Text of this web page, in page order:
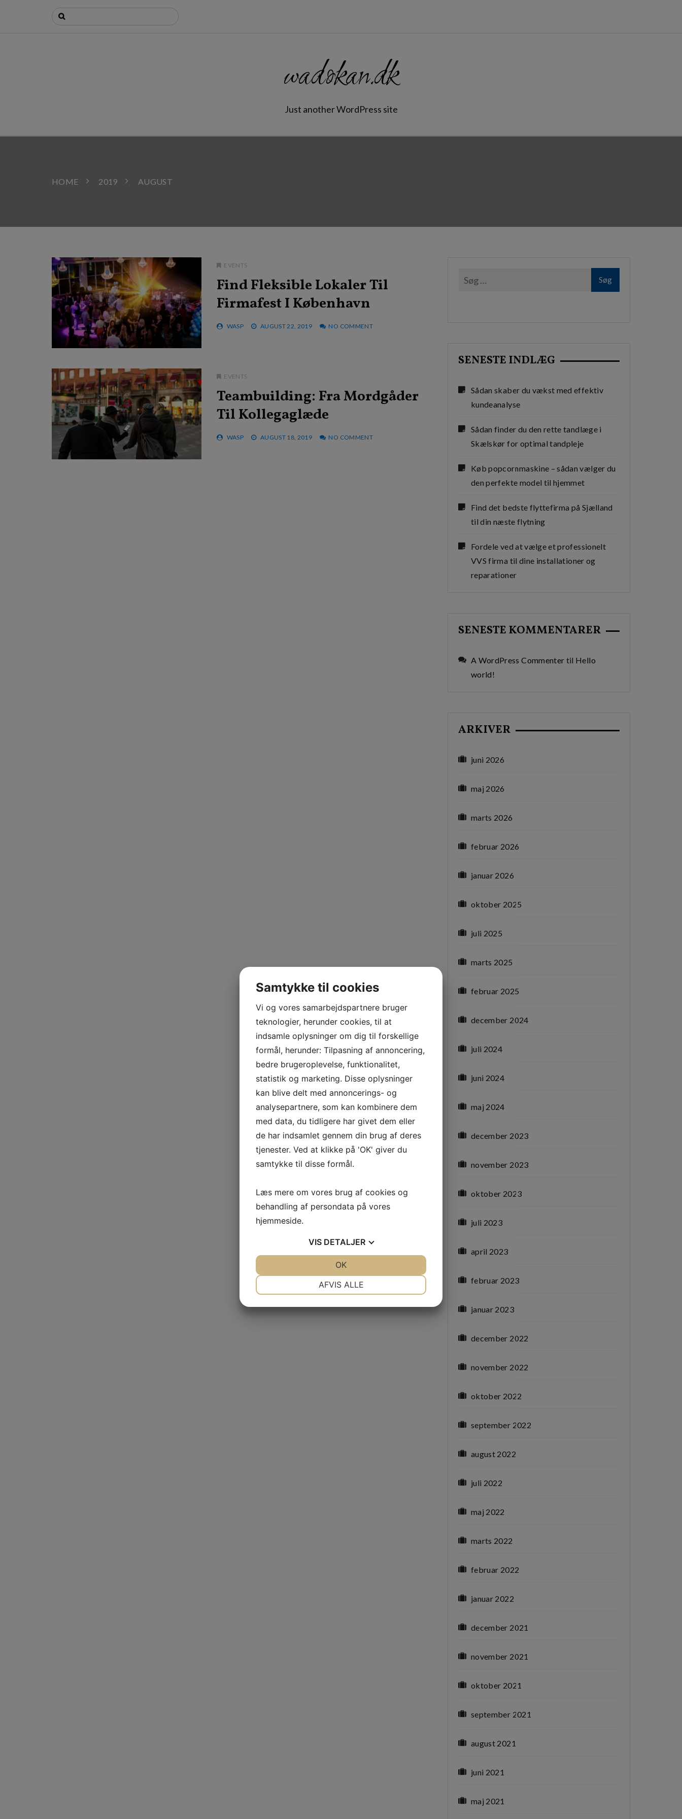
wadokan.dk
Just another WordPress site
HOME 2019 AUGUST
EVENTS
Find Fleksible Lokaler Til
Firmafest I København
WASP AUGUST 22, 2019 NO COMMENT
EVENTS
Teambuilding: Fra Mordgåder
Til Kollegaglæde
WASP AUGUST 18, 2019 NO COMMENT
SENESTE INDLÆG
Sådan skaber du vækst med effektiv
kundeanalyse
Sådan finder du den rette tandlæge i
Skælskør for optimal tandpleje
Køb popcornmaskine – sådan vælger du
den perfekte model til hjemmet
Find det bedste flyttefirma på Sjælland
til din næste flytning
Fordele ved at vælge et professionelt
VVS firma til dine installationer og
reparationer
SENESTE KOMMENTARER
A WordPress Commenter til Hello
world!
ARKIVER
juni 2026
maj 2026
marts 2026
februar 2026
januar 2026
oktober 2025
juli 2025
marts 2025
februar 2025
december 2024
juli 2024
juni 2024
maj 2024
december 2023
november 2023
oktober 2023
juli 2023
april 2023
februar 2023
januar 2023
december 2022
november 2022
oktober 2022
september 2022
august 2022
juli 2022
maj 2022
marts 2022
februar 2022
januar 2022
december 2021
november 2021
oktober 2021
september 2021
august 2021
juni 2021
maj 2021
Samtykke til cookies
Vi og vores samarbejdspartnere bruger
teknologier, herunder cookies, til at
indsamle oplysninger om dig til forskellige
formål, herunder: Tilpasning af annoncering,
bedre brugeroplevelse, funktionalitet,
statistik og marketing. Disse oplysninger
kan blive delt med annoncerings- og
analysepartnere, som kan kombinere dem
med data, du tidligere har givet dem eller
de har indsamlet gennem din brug af deres
tjenester. Ved at klikke på 'OK' giver du
samtykke til disse formål.
Læs mere om vores brug af cookies og
behandling af persondata på vores
hjemmeside.
VIS DETALJER
AFVIS ALLE
OK